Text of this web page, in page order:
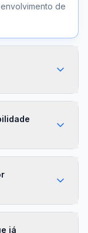
de
criamos
demanda.
de viabilidade
completo
cruza fluxo
já